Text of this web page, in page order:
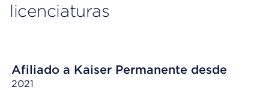
licenciaturas
Afiliado a Kaiser Permanente desde
2021